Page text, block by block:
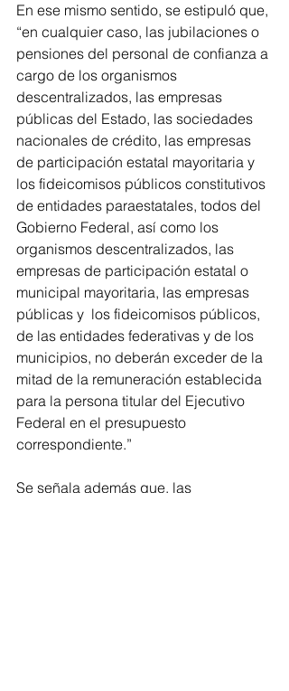
En ese mismo sentido, se estipuló que,
“en cualquier caso, las jubilaciones o
pensiones del personal de confianza a
cargo de los organismos
descentralizados, las empresas
públicas del Estado, las sociedades
nacionales de crédito, las empresas
de participación estatal mayoritaria y
los fideicomisos públicos constitutivos
de entidades paraestatales, todos del
Gobierno Federal, así como los
organismos descentralizados, las
empresas de participación estatal o
municipal mayoritaria, las empresas
públicas y  los fideicomisos públicos,
de las entidades federativas y de los
municipios, no deberán exceder de la
mitad de la remuneración establecida
para la persona titular del Ejecutivo
Federal en el presupuesto
correspondiente.”
Se señala además que, las